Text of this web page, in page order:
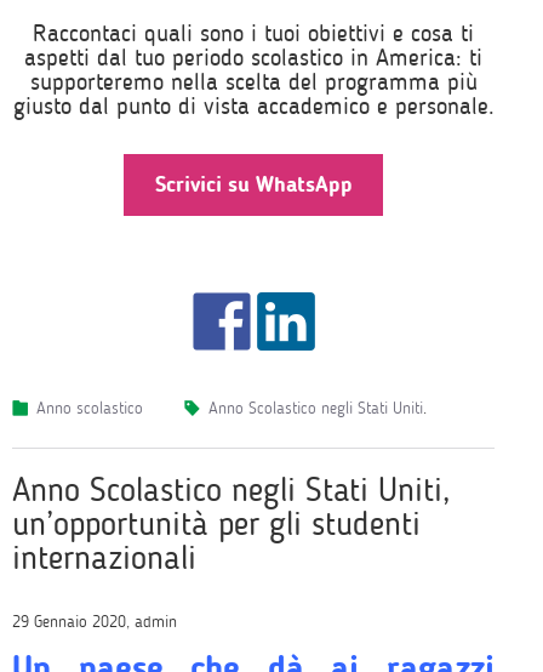
Raccontaci quali sono i tuoi obiettivi e cosa ti
aspetti dal tuo periodo scolastico in America: ti
supporteremo nella scelta del programma più
giusto dal punto di vista accademico e personale.
Scrivici su WhatsApp
Anno scolastico Anno Scolastico negli Stati Uniti.
Anno Scolastico negli Stati Uniti,
un’opportunità per gli studenti
internazionali
29 Gennaio 2020, admin